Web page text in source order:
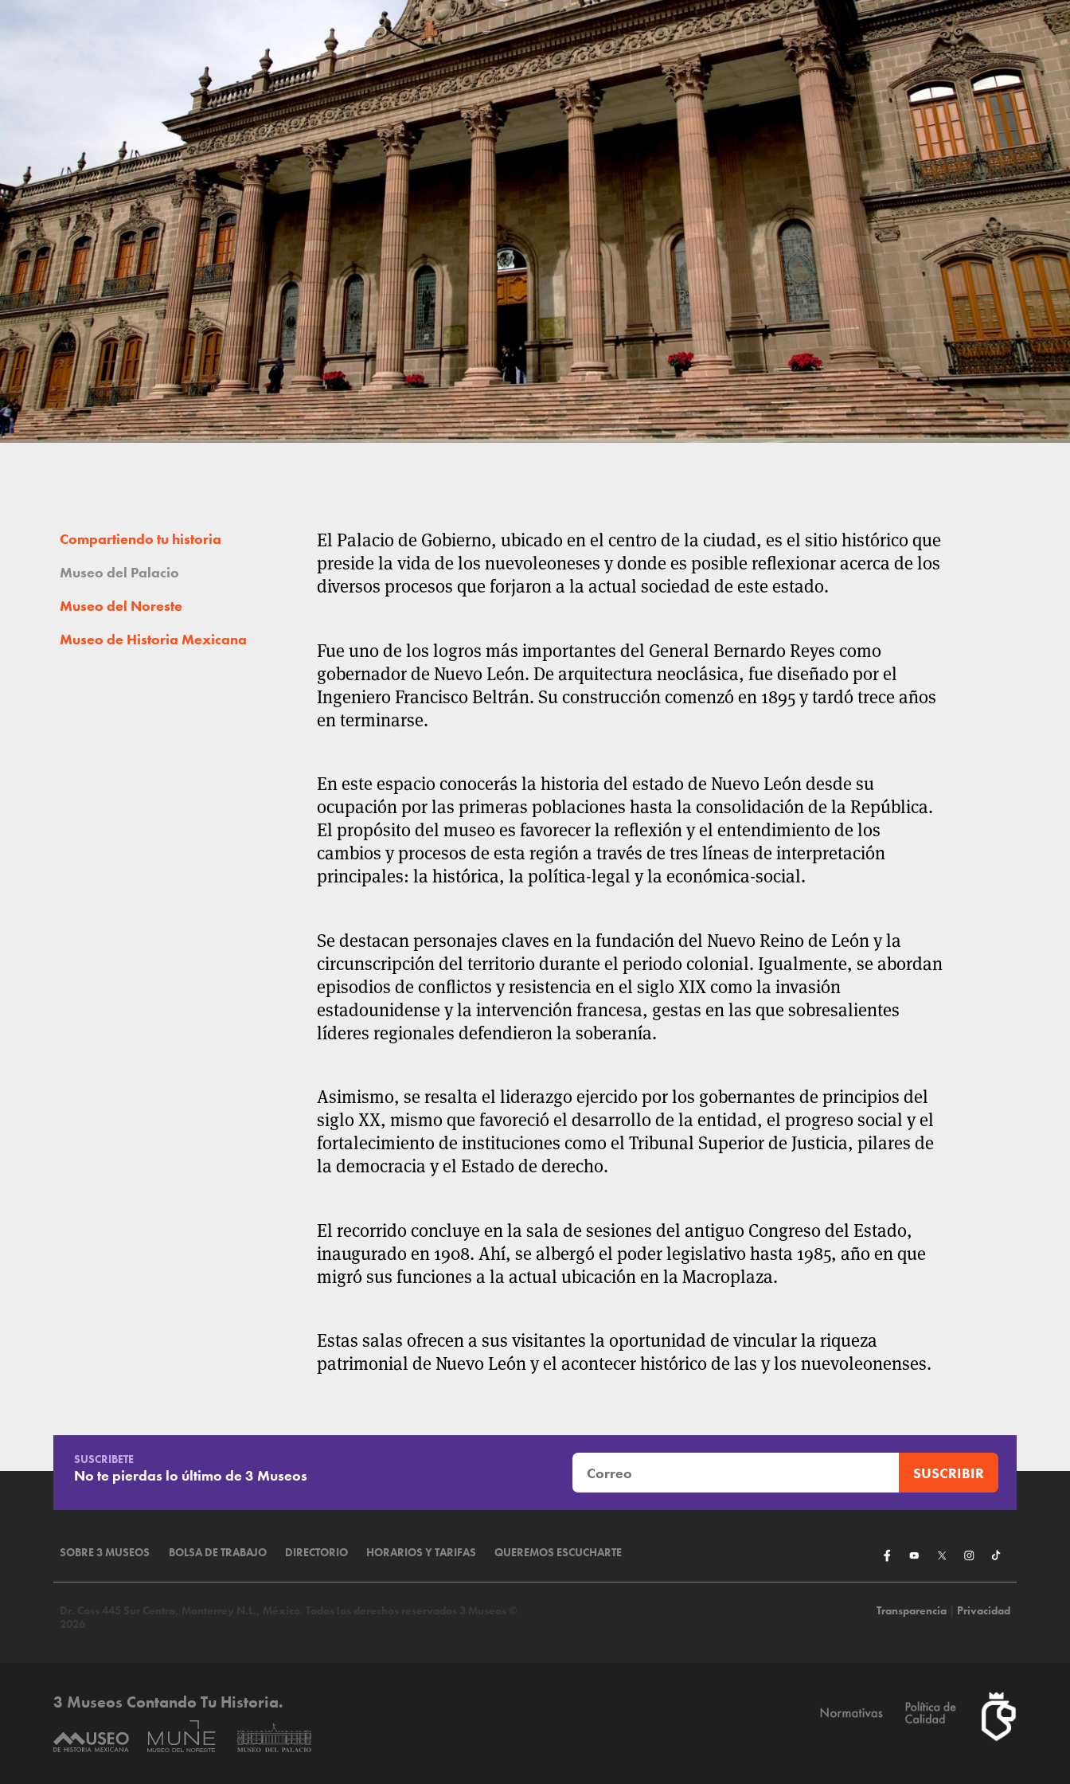
Compartiendo tu historia
Museo del Palacio
Museo del Noreste
Museo de Historia Mexicana
El Palacio de Gobierno, ubicado en el centro de la ciudad, es el sitio histórico que
preside la vida de los nuevoleoneses y donde es posible reflexionar acerca de los
diversos procesos que forjaron a la actual sociedad de este estado.
Fue uno de los logros más importantes del General Bernardo Reyes como
gobernador de Nuevo León. De arquitectura neoclásica, fue diseñado por el
Ingeniero Francisco Beltrán. Su construcción comenzó en 1895 y tardó trece años
en terminarse.
En este espacio conocerás la historia del estado de Nuevo León desde su
ocupación por las primeras poblaciones hasta la consolidación de la República.
El propósito del museo es favorecer la reflexión y el entendimiento de los
cambios y procesos de esta región a través de tres líneas de interpretación
principales: la histórica, la política-legal y la económica-social.
Se destacan personajes claves en la fundación del Nuevo Reino de León y la
circunscripción del territorio durante el periodo colonial. Igualmente, se abordan
episodios de conflictos y resistencia en el siglo XIX como la invasión
estadounidense y la intervención francesa, gestas en las que sobresalientes
líderes regionales defendieron la soberanía.
Asimismo, se resalta el liderazgo ejercido por los gobernantes de principios del
siglo XX, mismo que favoreció el desarrollo de la entidad, el progreso social y el
fortalecimiento de instituciones como el Tribunal Superior de Justicia, pilares de
la democracia y el Estado de derecho.
El recorrido concluye en la sala de sesiones del antiguo Congreso del Estado,
inaugurado en 1908. Ahí, se albergó el poder legislativo hasta 1985, año en que
migró sus funciones a la actual ubicación en la Macroplaza.
Estas salas ofrecen a sus visitantes la oportunidad de vincular la riqueza
patrimonial de Nuevo León y el acontecer histórico de las y los nuevoleonenses.
SUSCRIBETE
No te pierdas lo último de 3 Museos
SOBRE 3 MUSEOS BOLSA DE TRABAJO DIRECTORIO HORARIOS Y TARIFAS QUEREMOS ESCUCHARTE
Transparencia| Privacidad
3 Museos Contando Tu Historia.